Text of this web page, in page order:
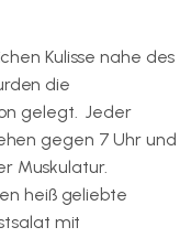
Kulisse nahe des
die
gelegt. Jeder
gegen 7 Uhr und
Muskulatur.
heiß geliebte
mit